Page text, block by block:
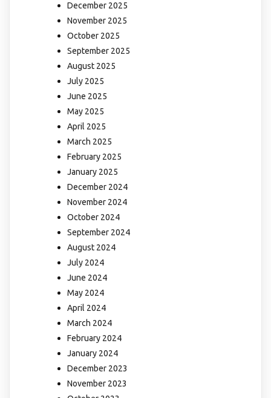
December 2025
November 2025
October 2025
September 2025
August 2025
July 2025
June 2025
May 2025
April 2025
March 2025
February 2025
January 2025
December 2024
November 2024
October 2024
September 2024
August 2024
July 2024
June 2024
May 2024
April 2024
March 2024
February 2024
January 2024
December 2023
November 2023